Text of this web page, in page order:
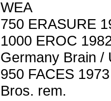
WEA
750 ERASURE
1000 EROC
Germany Brain /
950 FACES
Bros. rem.